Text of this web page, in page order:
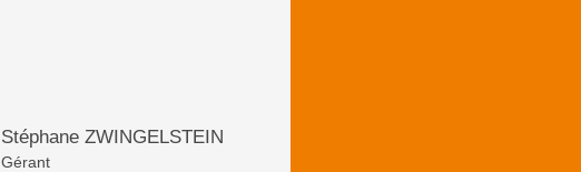
Stéphane ZWINGELSTEIN
Gérant